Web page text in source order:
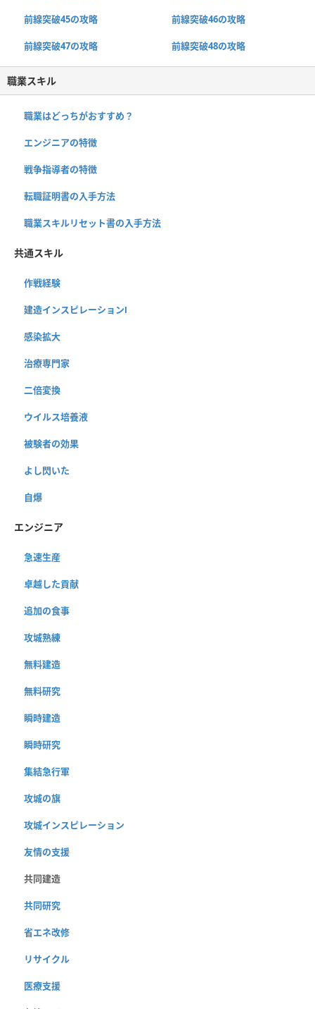
前線突破45の攻略 前線突破46の攻略
前線突破47の攻略 前線突破48の攻略
職業スキル
職業はどっちがおすすめ？
エンジニアの特徴
戦争指導者の特徴
転職証明書の入手方法
職業スキルリセット書の入手方法
共通スキル
作戦経験
建造インスピレーションⅠ
感染拡大
治療専門家
二倍変換
ウイルス培養液
被験者の効果
よし閃いた
自爆
エンジニア
急速生産
卓越した貢献
追加の食事
攻城熟練
無料建造
無料研究
瞬時建造
瞬時研究
集結急行軍
攻城の旗
攻城インスピレーション
友情の支援
共同建造
共同研究
省エネ改修
リサイクル
医療支援